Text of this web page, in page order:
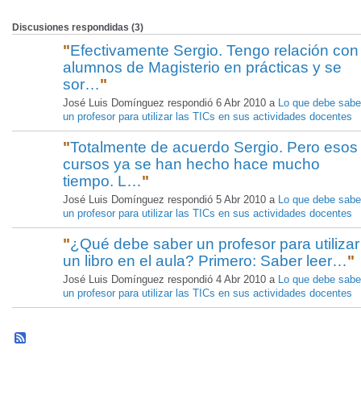
Discusiones respondidas (3)
"Efectivamente Sergio. Tengo relación con
alumnos de Magisterio en prácticas y se
sor…"
José Luis Domínguez respondió 6 Abr 2010 a Lo que debe
un profesor para utilizar las TICs en sus actividades docentes
"Totalmente de acuerdo Sergio. Pero esos
cursos ya se han hecho hace mucho
tiempo. L…"
José Luis Domínguez respondió 5 Abr 2010 a Lo que debe
un profesor para utilizar las TICs en sus actividades docentes
"¿Qué debe saber un profesor para utilizar
un libro en el aula? Primero: Saber leer…"
José Luis Domínguez respondió 4 Abr 2010 a Lo que debe
un profesor para utilizar las TICs en sus actividades docentes